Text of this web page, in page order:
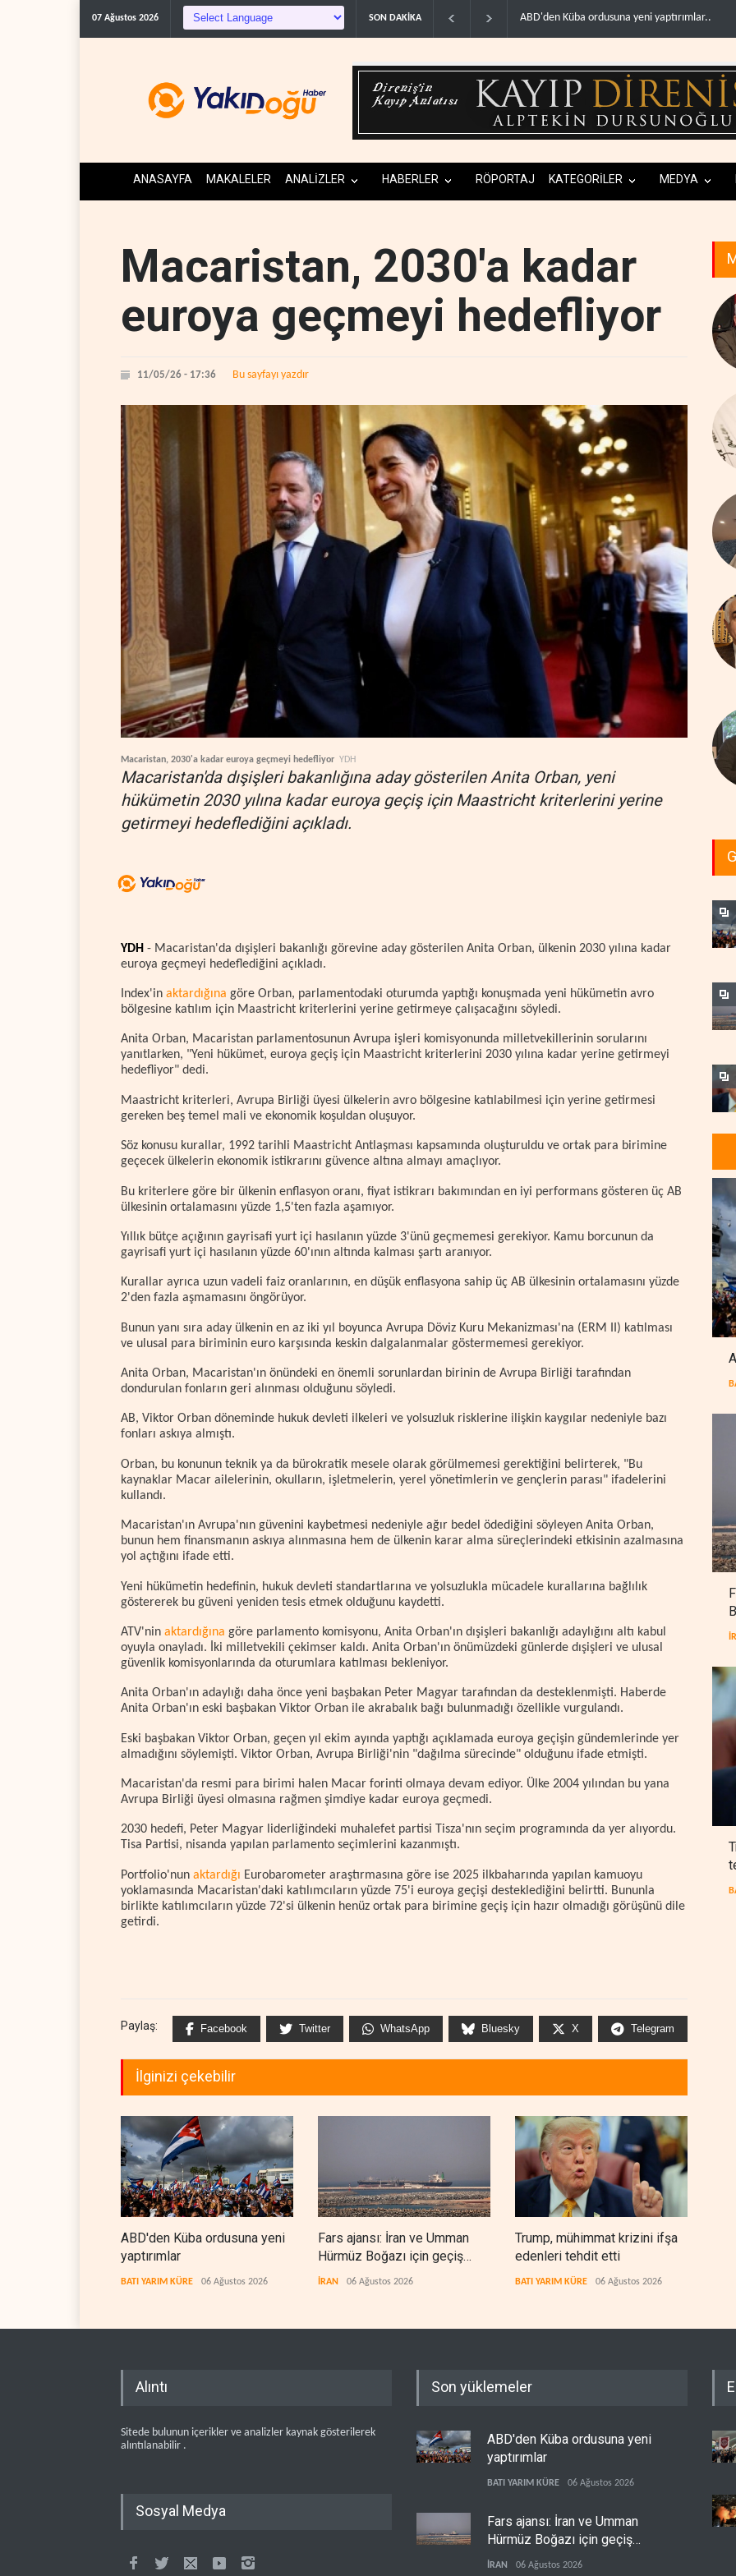
07 Ağustos 2026 SON DAKİKA Fars ajansı: İran ve Umman Hürmüz Boğazı için
ANASAYFA MAKALELER ANALİZLER HABERLER RÖPORTAJ KATEGORİLER MEDYA
Macaristan, 2030'a kadar
euroya geçmeyi hedefliyor
11/05/26 - 17:36 Bu sayfayı yazdır
Macaristan, 2030'a kadar euroya geçmeyi hedefliyor YDH
Macaristan'da dışişleri bakanlığına aday gösterilen Anita Orban, yeni
hükümetin 2030 yılına kadar euroya geçiş için Maastricht kriterlerini yerine
getirmeyi hedeflediğini açıkladı.
YDH - Macaristan'da dışişleri bakanlığı görevine aday gösterilen Anita Orban, ülkenin 2030 yılına kadar
euroya geçmeyi hedeflediğini açıkladı.
Index'in aktardığına göre Orban, parlamentodaki oturumda yaptığı konuşmada yeni hükümetin avro
bölgesine katılım için Maastricht kriterlerini yerine getirmeye çalışacağını söyledi.
Anita Orban, Macaristan parlamentosunun Avrupa işleri komisyonunda milletvekillerinin sorularını
yanıtlarken, "Yeni hükümet, euroya geçiş için Maastricht kriterlerini 2030 yılına kadar yerine getirmeyi
hedefliyor" dedi.
Maastricht kriterleri, Avrupa Birliği üyesi ülkelerin avro bölgesine katılabilmesi için yerine getirmesi
gereken beş temel mali ve ekonomik koşuldan oluşuyor.
Söz konusu kurallar, 1992 tarihli Maastricht Antlaşması kapsamında oluşturuldu ve ortak para birimine
geçecek ülkelerin ekonomik istikrarını güvence altına almayı amaçlıyor.
Bu kriterlere göre bir ülkenin enflasyon oranı, fiyat istikrarı bakımından en iyi performans gösteren üç AB
ülkesinin ortalamasını yüzde 1,5'ten fazla aşamıyor.
Yıllık bütçe açığının gayrisafi yurt içi hasılanın yüzde 3'ünü geçmemesi gerekiyor. Kamu borcunun da
gayrisafi yurt içi hasılanın yüzde 60'ının altında kalması şartı aranıyor.
Kurallar ayrıca uzun vadeli faiz oranlarının, en düşük enflasyona sahip üç AB ülkesinin ortalamasını yüzde
2'den fazla aşmamasını öngörüyor.
Bunun yanı sıra aday ülkenin en az iki yıl boyunca Avrupa Döviz Kuru Mekanizması'na (ERM II) katılması
ve ulusal para biriminin euro karşısında keskin dalgalanmalar göstermemesi gerekiyor.
Anita Orban, Macaristan'ın önündeki en önemli sorunlardan birinin de Avrupa Birliği tarafından
dondurulan fonların geri alınması olduğunu söyledi.
AB, Viktor Orban döneminde hukuk devleti ilkeleri ve yolsuzluk risklerine ilişkin kaygılar nedeniyle bazı
fonları askıya almıştı.
Orban, bu konunun teknik ya da bürokratik mesele olarak görülmemesi gerektiğini belirterek, "Bu
kaynaklar Macar ailelerinin, okulların, işletmelerin, yerel yönetimlerin ve gençlerin parası" ifadelerini
kullandı.
Macaristan'ın Avrupa'nın güvenini kaybetmesi nedeniyle ağır bedel ödediğini söyleyen Anita Orban,
bunun hem finansmanın askıya alınmasına hem de ülkenin karar alma süreçlerindeki etkisinin azalmasına
yol açtığını ifade etti.
Yeni hükümetin hedefinin, hukuk devleti standartlarına ve yolsuzlukla mücadele kurallarına bağlılık
göstererek bu güveni yeniden tesis etmek olduğunu kaydetti.
ATV'nin aktardığına göre parlamento komisyonu, Anita Orban'ın dışişleri bakanlığı adaylığını altı kabul
oyuyla onayladı. İki milletvekili çekimser kaldı. Anita Orban'ın önümüzdeki günlerde dışişleri ve ulusal
güvenlik komisyonlarında da oturumlara katılması bekleniyor.
Anita Orban'ın adaylığı daha önce yeni başbakan Peter Magyar tarafından da desteklenmişti. Haberde
Anita Orban'ın eski başbakan Viktor Orban ile akrabalık bağı bulunmadığı özellikle vurgulandı.
Eski başbakan Viktor Orban, geçen yıl ekim ayında yaptığı açıklamada euroya geçişin gündemlerinde yer
almadığını söylemişti. Viktor Orban, Avrupa Birliği'nin "dağılma sürecinde" olduğunu ifade etmişti.
Macaristan'da resmi para birimi halen Macar forinti olmaya devam ediyor. Ülke 2004 yılından bu yana
Avrupa Birliği üyesi olmasına rağmen şimdiye kadar euroya geçmedi.
2030 hedefi, Peter Magyar liderliğindeki muhalefet partisi Tisza'nın seçim programında da yer alıyordu.
Tisa Partisi, nisanda yapılan parlamento seçimlerini kazanmıştı.
Portfolio'nun aktardığı Eurobarometer araştırmasına göre ise 2025 ilkbaharında yapılan kamuoyu
yoklamasında Macaristan'daki katılımcıların yüzde 75'i euroya geçişi desteklediğini belirtti. Bununla
birlikte katılımcıların yüzde 72'si ülkenin henüz ortak para birimine geçiş için hazır olmadığı görüşünü dile
getirdi.
Paylaş: Facebook Twitter WhatsApp Bluesky X Telegram
İlginizi çekebilir
ABD'den Küba ordusuna yeni
yaptırımlar
BATI YARIM KÜRE 06 Ağustos 2026
Fars ajansı: İran ve Umman
Hürmüz Boğazı için geçiş
koridorlarında anlaştı
İRAN 06 Ağustos 2026
Trump, mühimmat krizini ifşa
edenleri tehdit etti
BATI YARIM KÜRE 06 Ağustos 2026
Alıntı
Sitede bulunun içerikler ve analizler kaynak gösterilerek
alıntılanabilir .
Sosyal Medya
Son yüklemeler
ABD'den Küba ordusuna yeni
yaptırımlar
BATI YARIM KÜRE 06 Ağustos 2026
Fars ajansı: İran ve Umman
Hürmüz Boğazı için geçiş
koridorlarında anlaştı
İRAN 06 Ağustos 2026